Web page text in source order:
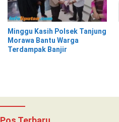
Minggu Kasih Polsek Tanjung
Morawa Bantu Warga
Terdampak Banjir